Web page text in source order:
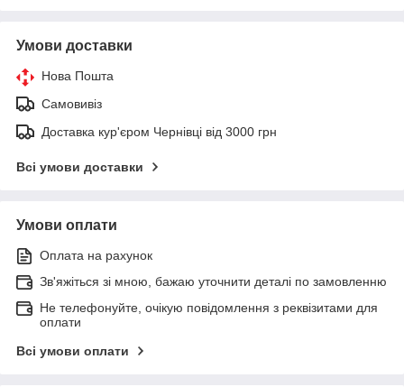
Умови доставки
Нова Пошта
Самовивіз
Доставка кур'єром Чернівці від 3000 грн
Всі умови доставки
Умови оплати
Оплата на рахунок
Зв'яжіться зі мною, бажаю уточнити деталі по замовленню
Не телефонуйте, очікую повідомлення з реквізитами для
оплати
Всі умови оплати